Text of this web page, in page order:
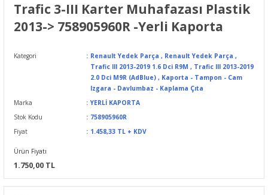
Trafic 3-III Karter Muhafazası Plastik
2013-> 758905960R -Yerli Kaporta
Kategori Renault Yedek Parça , Renault Yedek Parça ,
Trafic III 2013-2019 1.6 Dci R9M , Trafic III 2013-2019
2.0 Dci M9R (AdBlue) , Kaporta - Tampon - Cam
Izgara - Davlumbaz - Kaplama Çıta
Marka
YERLİ KAPORTA
Stok Kodu
758905960R
Fiyat
1.458,33 TL + KDV
Ürün Fiyatı
1.750,00 TL